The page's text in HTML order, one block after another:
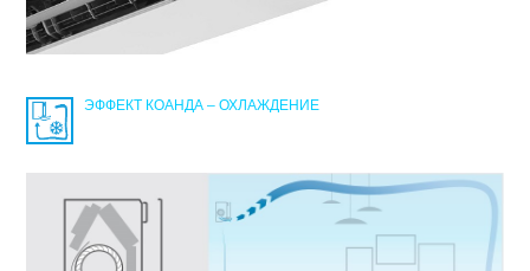
ЭФФЕКТ КОАНДА – ОХЛАЖДЕНИЕ